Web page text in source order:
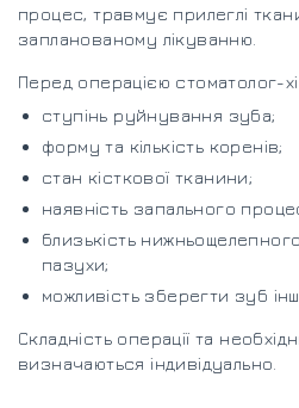
процес, травмує прилеглі
запланованому лікуванню.
Перед операцією стоматолог-
ступінь руйнування зуба;
форму та кількість коренів;
стан кісткової тканини;
наявність запального
близькість
пазухи;
можливість зберегти зуб
Складність операції та
визначаються індивідуально.